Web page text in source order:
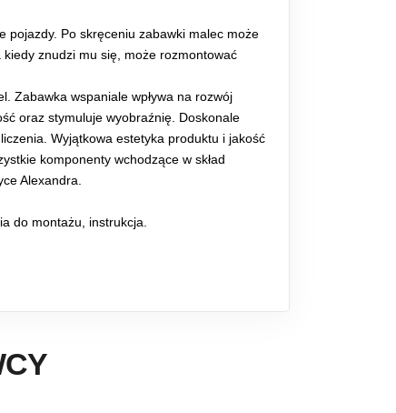
pojazdy. Po skręceniu zabawki malec może
znudzi mu się, może rozmontować
Zabawka wspaniale wpływa na rozwój
oraz stymuluje wyobraźnię. Doskonale
Wyjątkowa estetyka produktu i jakość
komponenty wchodzące w skład
Alexandra.
do montażu, instrukcja.